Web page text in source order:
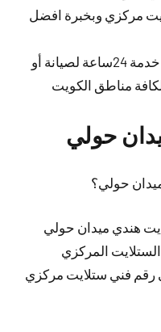
مركزي وبخبرة افضل
لذلك نؤمن فني تصليح ستلايت خدمة 24ساعة لصيانة أو
مناطق الكويت
حولي
حولي؟
هندي ميدان حولي
المركزي
رقم فني ستلايت مركزي